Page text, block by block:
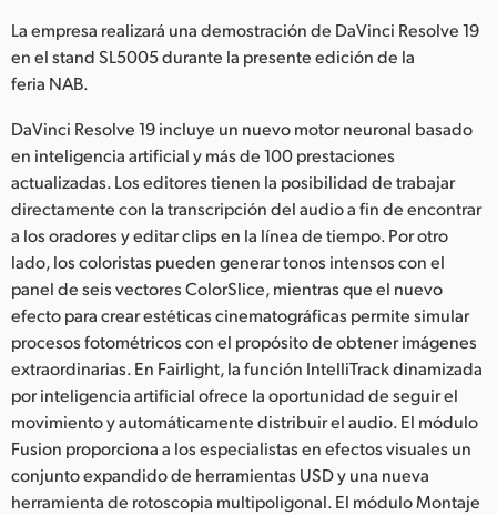
Poland
Singapore
South Africa
España
Sweden
Chinese Taipei
UAE
Ukraine
La empresa realizará una demostración de DaVinci Resolve 19
en el stand SL5005 durante la presente edición de la
feria NAB.
DaVinci Resolve 19 incluye un nuevo motor neuronal basado
en inteligencia artificial y más de 100 prestaciones
actualizadas. Los editores tienen la posibilidad de trabajar
directamente con la transcripción del audio a fin de encontrar
a los oradores y editar clips en la línea de tiempo. Por otro
lado, los coloristas pueden generar tonos intensos con el
panel de seis vectores ColorSlice, mientras que el nuevo
efecto para crear estéticas cinematográficas permite simular
procesos fotométricos con el propósito de obtener imágenes
extraordinarias. En Fairlight, la función IntelliTrack dinamizada
por inteligencia artificial ofrece la oportunidad de seguir el
movimiento y automáticamente distribuir el audio. El módulo
Fusion proporciona a los especialistas en efectos visuales un
conjunto expandido de herramientas USD y una nueva
herramienta de rotoscopia multipoligonal. El módulo Montaje